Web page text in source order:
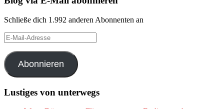
Schließe dich 1.992 anderen Abonnenten an
E-
Mail-
Adresse
Abonnieren
Lustiges von unterwegs